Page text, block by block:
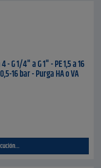
G 1/4" a G 1" - PE 1,5 a 16
16 bar - Purga HA o VA